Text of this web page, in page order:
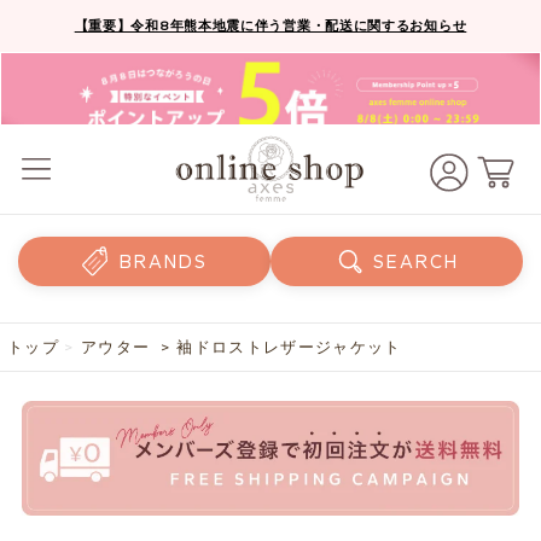
【重要】令和8年熊本地震に伴う営業・配送に関するお知らせ
BRANDS SEARCH
トップ > アウター > 袖ドロストレザージャケット